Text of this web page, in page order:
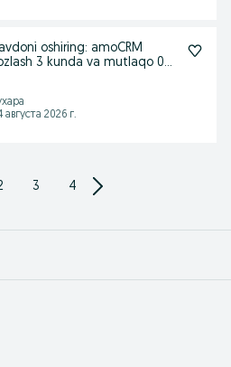
oshiring: amoCRM
3 kunda va mutlaqo 0
августа 2026 г.
3 4